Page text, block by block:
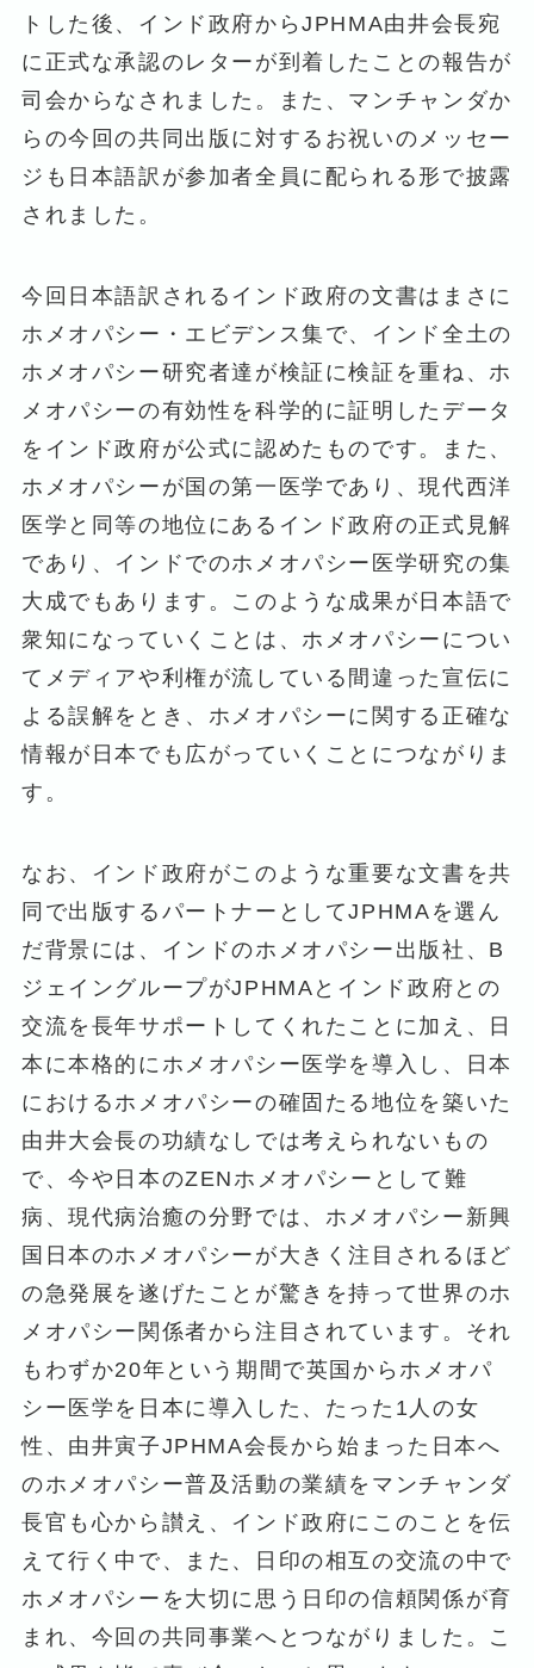
トした後、インド政府からJPHMA由井会長宛
に正式な承認のレターが到着したことの報告が
司会からなされました。また、マンチャンダか
らの今回の共同出版に対するお祝いのメッセー
ジも日本語訳が参加者全員に配られる形で披露
されました。
今回日本語訳されるインド政府の文書はまさに
ホメオパシー・エビデンス集で、インド全土の
ホメオパシー研究者達が検証に検証を重ね、ホ
メオパシーの有効性を科学的に証明したデータ
をインド政府が公式に認めたものです。また、
ホメオパシーが国の第一医学であり、現代西洋
医学と同等の地位にあるインド政府の正式見解
であり、インドでのホメオパシー医学研究の集
大成でもあります。このような成果が日本語で
衆知になっていくことは、ホメオパシーについ
てメディアや利権が流している間違った宣伝に
よる誤解をとき、ホメオパシーに関する正確な
情報が日本でも広がっていくことにつながりま
す。
なお、インド政府がこのような重要な文書を共
同で出版するパートナーとしてJPHMAを選ん
だ背景には、インドのホメオパシー出版社、B
ジェイングループがJPHMAとインド政府との
交流を長年サポートしてくれたことに加え、日
本に本格的にホメオパシー医学を導入し、日本
におけるホメオパシーの確固たる地位を築いた
由井大会長の功績なしでは考えられないもの
で、今や日本のZENホメオパシーとして難
病、現代病治癒の分野では、ホメオパシー新興
国日本のホメオパシーが大きく注目されるほど
の急発展を遂げたことが驚きを持って世界のホ
メオパシー関係者から注目されています。それ
もわずか20年という期間で英国からホメオパ
シー医学を日本に導入した、たった1人の女
性、由井寅子JPHMA会長から始まった日本へ
のホメオパシー普及活動の業績をマンチャンダ
長官も心から讃え、インド政府にこのことを伝
えて行く中で、また、日印の相互の交流の中で
ホメオパシーを大切に思う日印の信頼関係が育
まれ、今回の共同事業へとつながりました。こ